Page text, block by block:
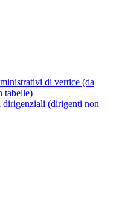
di vertice (da
tabelle)
(dirigenti non